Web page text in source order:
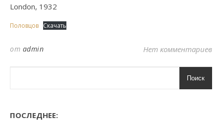
London, 1932
Половцов Скачать
от admin Нет комментариев
Поиск
ПОСЛЕДНЕЕ: